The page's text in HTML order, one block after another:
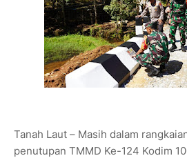
Tanah Laut – Masih dalam
penutupan TMMD Ke-124 Kodim